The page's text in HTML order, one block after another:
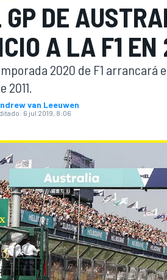
FÓRMULA E
GP DE
A LA F1
2020 de F1 arrancará
2011.
van Leeuwen
6 jul 2019, 8:06